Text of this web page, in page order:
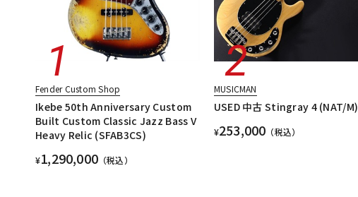
Fender Custom Shop
Ikebe 50th Anniversary Custom
Built Custom Classic Jazz Bass V
Heavy Relic (SFAB3CS)
¥1,290,000 （税込）
MUSICMAN
USED 中古 Stingray 4 (NAT/M)
¥253,000 （税込）